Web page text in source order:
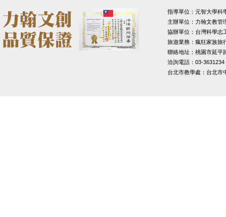
指導單位：元智大學科
主辦單位：力翰文教管
協辦單位：台灣科學志
旅遊業務：瘋狂家族旅
聯絡地址：桃園市延平
洽詢電話：03-3631234
台北市教學處：台北市